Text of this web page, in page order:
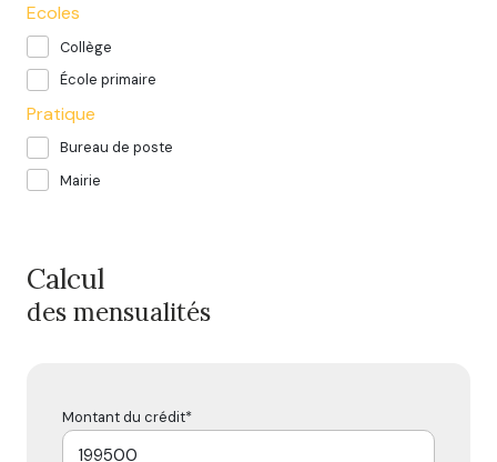
Ecoles
Collège
École primaire
Pratique
Bureau de poste
Mairie
Calcul
des mensualités
Montant du crédit*